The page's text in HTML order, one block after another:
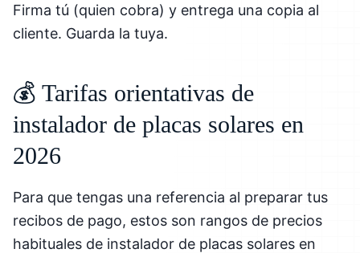
Firma tú (quien cobra) y entrega una copia al
cliente. Guarda la tuya.
💰 Tarifas orientativas de
instalador de placas solares en
2026
Para que tengas una referencia al preparar tus
recibos de pago, estos son rangos de precios
habituales de instalador de placas solares en